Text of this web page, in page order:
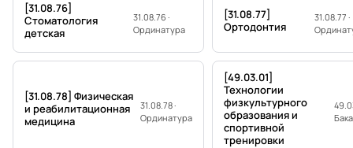
[31.08.76]
Стоматология
детская
31.08.76 ·
Ординатура
[31.08.77]
Ортодонтия
31.08.77 ·
[31.08.78] Физическая
и реабилитационная
медицина
31.08.78 ·
Ординатура
[49.03.01]
Технологии
физкультурного
образования и
спортивной
тренировки